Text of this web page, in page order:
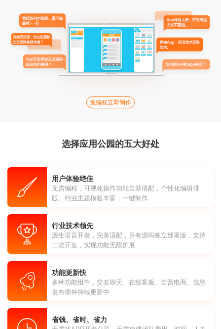
免编程立即制作
选择应用公园的五大好处
用户体验绝佳
无需编程，可视化操作功能自助搭配，个性化编辑排
版。行业主题模板丰富，一键制作
行业技术领先
源生语言开发，完美适配，另有源码独立部署版，支持
二次开发，实现功能无限扩展
功能更新快
多种功能组件，交友聊天、在线客服、自营电商、信息
发布插件持续更新中
省钱、省时、省力